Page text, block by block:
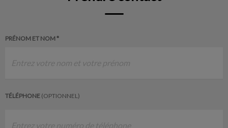
PRÉNOM ET NOM *
TÉLÉPHONE (OPTIONNEL)